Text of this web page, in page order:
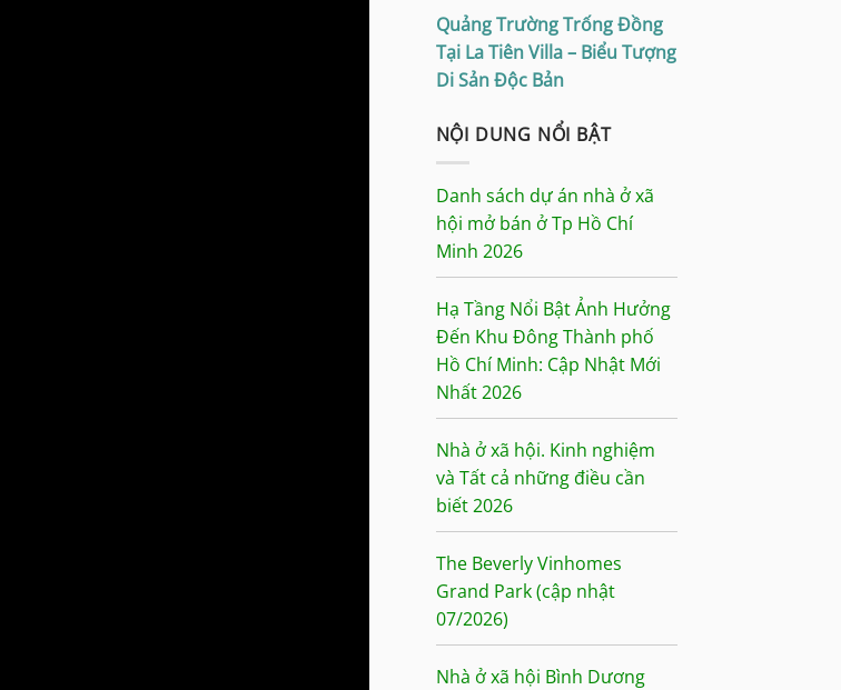
Quảng Trường Trống Đồng
Tại La Tiên Villa – Biểu Tượng
Di Sản Độc Bản
NỘI DUNG NỔI BẬT
Danh sách dự án nhà ở xã
hội mở bán ở Tp Hồ Chí
Minh 2026
Hạ Tầng Nổi Bật Ảnh Hưởng
Đến Khu Đông Thành phố
Hồ Chí Minh: Cập Nhật Mới
Nhất 2026
Nhà ở xã hội. Kinh nghiệm
và Tất cả những điều cần
biết 2026
The Beverly Vinhomes
Grand Park (cập nhật
07/2026)
Nhà ở xã hội Bình Dương